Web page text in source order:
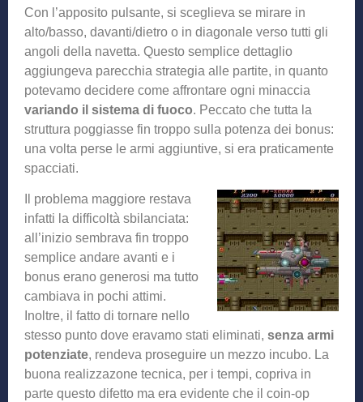
Con l’apposito pulsante, si sceglieva se mirare in
alto/basso, davanti/dietro o in diagonale verso tutti gli
angoli della navetta. Questo semplice dettaglio
aggiungeva parecchia strategia alle partite, in quanto
potevamo decidere come affrontare ogni minaccia
variando il sistema di fuoco. Peccato che tutta la
struttura poggiasse fin troppo sulla potenza dei bonus:
una volta perse le armi aggiuntive, si era praticamente
spacciati.
Il problema maggiore restava
infatti la difficoltà sbilanciata:
all’inizio sembrava fin troppo
semplice andare avanti e i
bonus erano generosi ma tutto
cambiava in pochi attimi.
Inoltre, il fatto di tornare nello
stesso punto dove eravamo stati eliminati, senza armi
potenziate, rendeva proseguire un mezzo incubo. La
buona realizzazone tecnica, per i tempi, copriva in
parte questo difetto ma era evidente che il coin-op